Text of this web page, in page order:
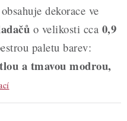
dekorace ve
o velikosti cca 0,9
paletu barev:
a tmavou modrou,